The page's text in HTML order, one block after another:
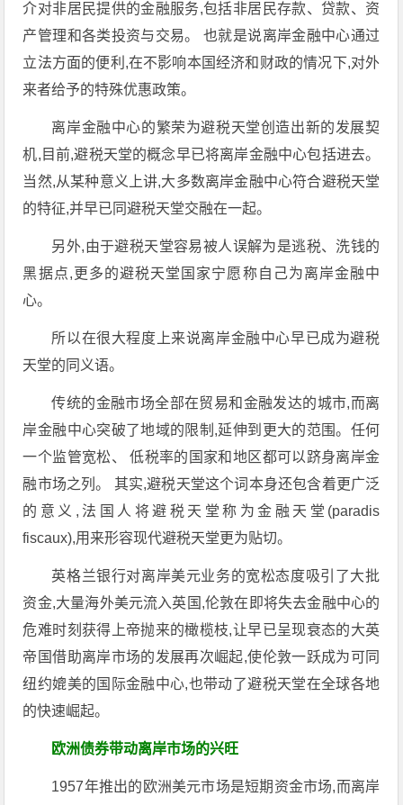
介对非居民提供的金融服务,包括非居民存款、贷款、资
产管理和各类投资与交易。 也就是说离岸金融中心通过
立法方面的便利,在不影响本国经济和财政的情况下,对外
来者给予的特殊优惠政策。
离岸金融中心的繁荣为避税天堂创造出新的发展契
机,目前,避税天堂的概念早已将离岸金融中心包括进去。
当然,从某种意义上讲,大多数离岸金融中心符合避税天堂
的特征,并早已同避税天堂交融在一起。
另外,由于避税天堂容易被人误解为是逃税、洗钱的
黑据点,更多的避税天堂国家宁愿称自己为离岸金融中
心。
所以在很大程度上来说离岸金融中心早已成为避税
天堂的同义语。
传统的金融市场全部在贸易和金融发达的城市,而离
岸金融中心突破了地域的限制,延伸到更大的范围。任何
一个监管宽松、 低税率的国家和地区都可以跻身离岸金
融市场之列。 其实,避税天堂这个词本身还包含着更广泛
的意义,法国人将避税天堂称为金融天堂(paradis
fiscaux),用来形容现代避税天堂更为贴切。
英格兰银行对离岸美元业务的宽松态度吸引了大批
资金,大量海外美元流入英国,伦敦在即将失去金融中心的
危难时刻获得上帝抛来的橄榄枝,让早已呈现衰态的大英
帝国借助离岸市场的发展再次崛起,使伦敦一跃成为可同
纽约媲美的国际金融中心,也带动了避税天堂在全球各地
的快速崛起。
欧洲债券带动离岸市场的兴旺
1957年推出的欧洲美元市场是短期资金市场,而离岸